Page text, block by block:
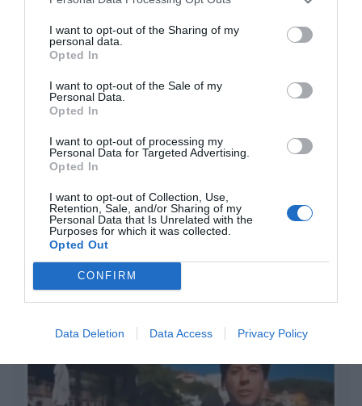
I want to opt-out of the Sharing of my
personal data.
Opted In
I want to opt-out of the Sale of my
Personal Data.
Opted In
I want to opt-out of processing my
Personal Data for Targeted Advertising.
Opted In
I want to opt-out of Collection, Use,
Retention, Sale, and/or Sharing of my
Personal Data that Is Unrelated with the
Purposes for which it was collected.
Opted Out
CONFIRM
Data Deletion Data Access Privacy Policy
No perdamos el norte: la emigración es
mala
Milagros de nuestro tiempo
Confiad: yo he vencido al mundo
Eulogio López
Argumentos